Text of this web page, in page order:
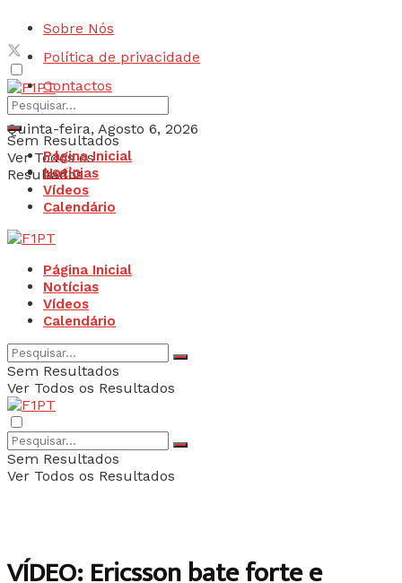
Sobre Nós
Política de privacidade
Contactos
Quinta-feira, Agosto 6, 2026
Login
Sem Resultados
Ver Todos os
Resultados
Página Inicial
Notícias
Vídeos
Calendário
Página Inicial
Notícias
Vídeos
Calendário
Sem Resultados
Ver Todos os Resultados
Sem Resultados
Ver Todos os Resultados
VÍDEO: Ericsson bate forte e